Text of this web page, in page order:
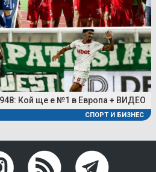
Кой ще е №1 в Европа + ВИДЕО
СПОРТ И БИЗНЕС